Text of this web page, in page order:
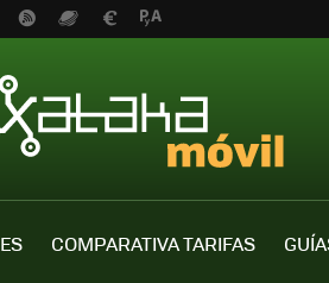
COMPARATIVA TARIFAS